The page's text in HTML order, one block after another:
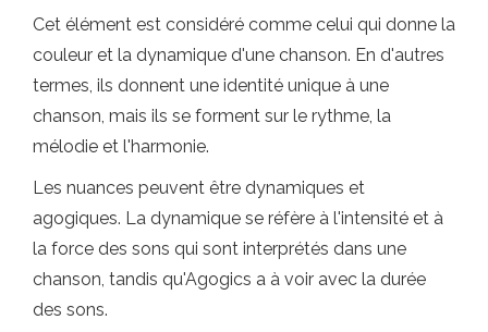
Cet élément est considéré comme celui qui donne la
couleur et la dynamique d'une chanson. En d'autres
termes, ils donnent une identité unique à une
chanson, mais ils se forment sur le rythme, la
mélodie et l'harmonie.
Les nuances peuvent être dynamiques et
agogiques. La dynamique se réfère à l'intensité et à
la force des sons qui sont interprétés dans une
chanson, tandis qu'Agogics a à voir avec la durée
des sons.